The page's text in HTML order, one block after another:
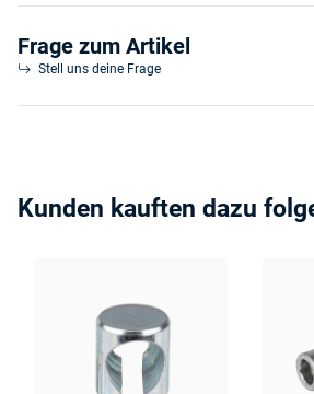
Frage zum Artikel
Stell uns deine Frage
Kunden kauften dazu